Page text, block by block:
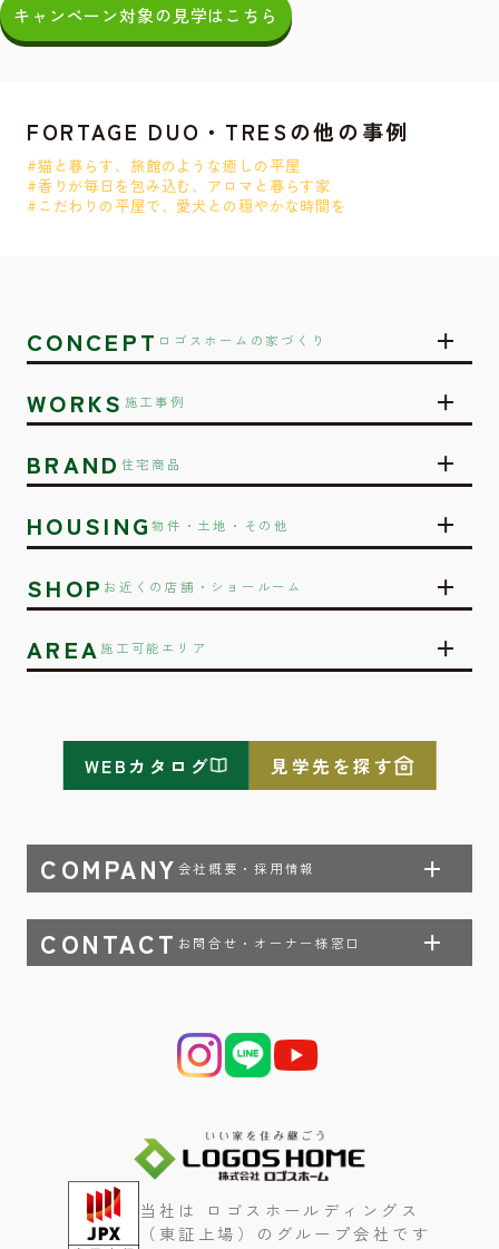
キャンペーン対象の見学はこちら
FORTAGE DUO・TRESの他の事例
#猫と暮らす、旅館のような癒しの平屋
#香りが毎日を包み込む、アロマと暮らす家
#こだわりの平屋で、愛犬との穏やかな時間を
CONCEPT ロゴスホームの家づくり
WORKS 施工事例
BRAND 住宅商品
HOUSING物件・土地・その他
SHOP お近くの店舗・ショールーム
AREA施工可能エリア
COMPANY 会社概要・採用情報
CONTACT お問合せ・オーナー様窓口
WEBカタログ 見学先を探す
当社は ロゴスホールディングス
（東証上場）のグループ会社です